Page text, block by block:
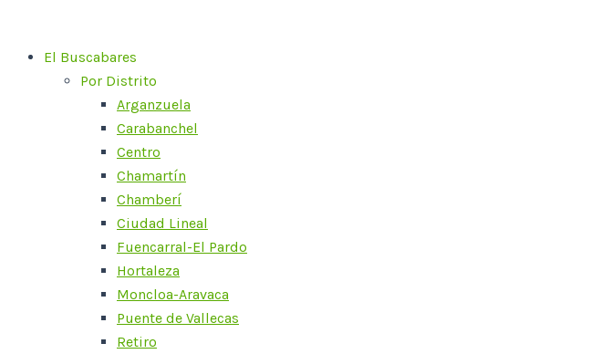
contenidoEl Buscabares
Por Distrito
Arganzuela
Carabanchel
Centro
Chamartín
Chamberí
Ciudad Lineal
Fuencarral-El Pardo
Hortaleza
Moncloa-Aravaca
Puente de Vallecas
Retiro